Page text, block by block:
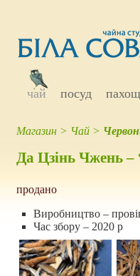
чай посуд
Магазин > Чай >
Да Цзінь Чжень –
продано
Виробництво –
Час збору – 2020 р